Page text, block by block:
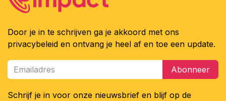
Door je in te schrijven ga je akkoord met ons
privacybeleid en ontvang je heel af en toe een update.
Abonneer
Schrijf je in voor onze nieuwsbrief en blijf op de